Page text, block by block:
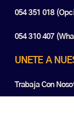
054 351 018
054 310 407
UNETE A
Trabaja Con